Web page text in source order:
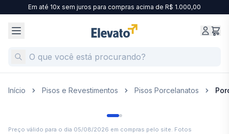
Em até 10x sem juros para compras acima de R$ 1.000,00
Início Pisos e Revestimentos Pisos Porcelanatos
Preço válido para o dia 05/08/2026 em compras pelo site. Fotos